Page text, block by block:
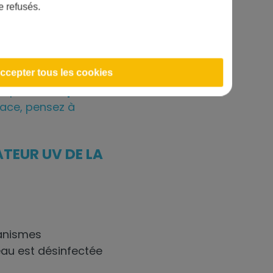
par lalampe UV
pensez à
UV DE LA
est désinfectée
refusés.
tous les cookies